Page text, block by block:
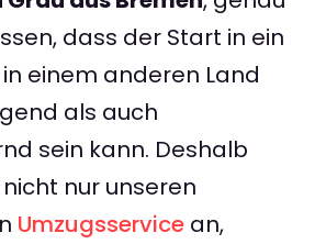
dass der Start in ein
einem anderen Land
als auch
sein kann. Deshalb
nur unseren
Umzugsservice an,